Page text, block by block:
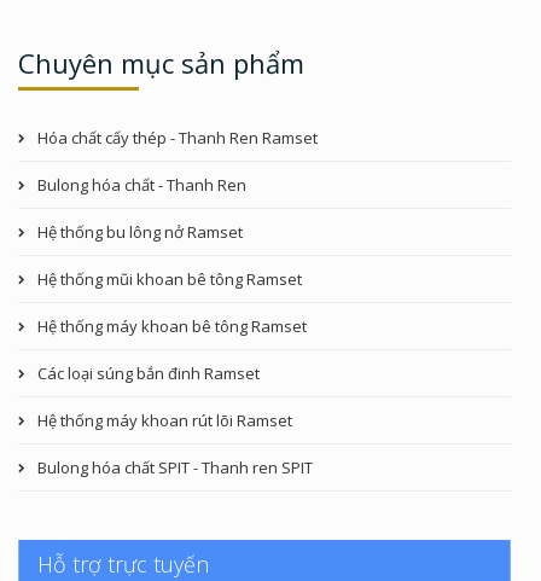
Chuyên mục sản phẩm
Hóa chất cấy thép - Thanh Ren Ramset
Bulong hóa chất - Thanh Ren
Hệ thống bu lông nở Ramset
Hệ thống mũi khoan bê tông Ramset
Hệ thống máy khoan bê tông Ramset
Các loại súng bắn đinh Ramset
Hệ thống máy khoan rút lõi Ramset
Bulong hóa chất SPIT - Thanh ren SPIT
Hỗ trợ trực tuyến